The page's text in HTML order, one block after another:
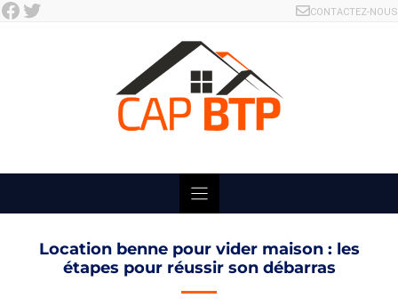
Skip
Facebook Twitter CONTACTEZ-NOUS
Location benne pour vider maison : les
étapes pour réussir son débarras